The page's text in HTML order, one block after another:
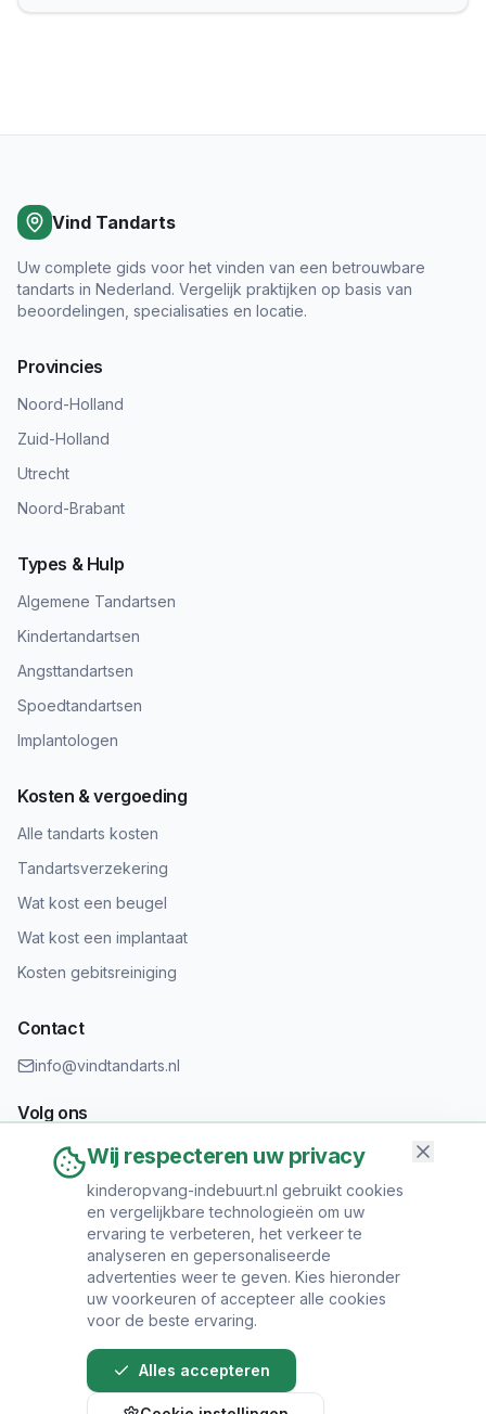
Vind Tandarts
Uw complete gids voor het vinden van een betrouwbare
tandarts in Nederland. Vergelijk praktijken op basis van
beoordelingen, specialisaties en locatie.
Provincies
Noord-Holland
Zuid-Holland
Utrecht
Noord-Brabant
Types & Hulp
Algemene Tandartsen
Kindertandartsen
Angsttandartsen
Spoedtandartsen
Implantologen
Kosten & vergoeding
Alle tandarts kosten
Tandartsverzekering
Wat kost een beugel
Wat kost een implantaat
Kosten gebitsreiniging
Contact
info@vindtandarts.nl
Volg ons
Informatie toevoegen?
Heeft u een tandartspraktijk? Neem contact op om uw praktijk
toe te voegen.
© 2024 Vind Tandarts. Alle rechten voorbehouden.
Wij respecteren uw privacy
kinderopvang-indebuurt.nl gebruikt cookies
en vergelijkbare technologieën om uw
ervaring te verbeteren, het verkeer te
analyseren en gepersonaliseerde
advertenties weer te geven. Kies hieronder
uw voorkeuren of accepteer alle cookies
voor de beste ervaring.
Alles accepteren